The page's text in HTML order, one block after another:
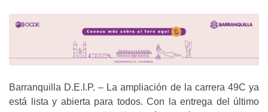
Barranquilla D.E.I.P. – La ampliación de la carrera 49C ya
está lista y abierta para todos. Con la entrega del último